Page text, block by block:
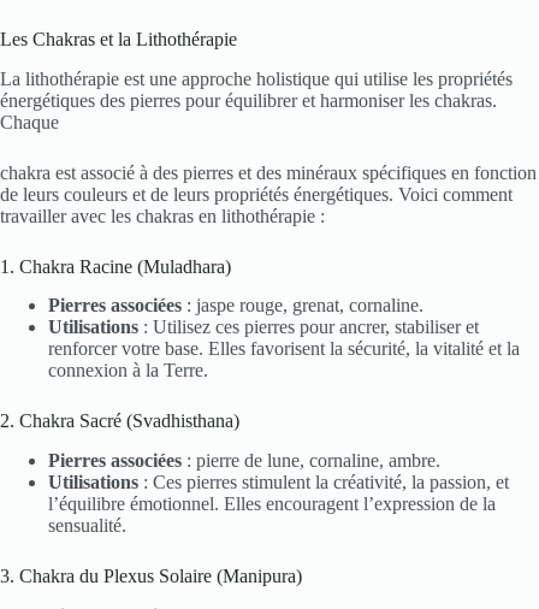
Les Chakras et la Lithothérapie
La lithothérapie est une approche holistique qui utilise les propriétés
énergétiques des pierres pour équilibrer et harmoniser les chakras.
Chaque
chakra est associé à des pierres et des minéraux spécifiques en fonction
de leurs couleurs et de leurs propriétés énergétiques. Voici comment
travailler avec les chakras en lithothérapie :
1. Chakra Racine (Muladhara)
Pierres associées : jaspe rouge, grenat, cornaline.
Utilisations : Utilisez ces pierres pour ancrer, stabiliser et
renforcer votre base. Elles favorisent la sécurité, la vitalité et la
connexion à la Terre.
2. Chakra Sacré (Svadhisthana)
Pierres associées : pierre de lune, cornaline, ambre.
Utilisations : Ces pierres stimulent la créativité, la passion, et
l’équilibre émotionnel. Elles encouragent l’expression de la
sensualité.
3. Chakra du Plexus Solaire (Manipura)